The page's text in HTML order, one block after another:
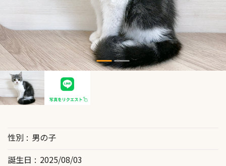
性別
男の子
誕生日
2025/08/03